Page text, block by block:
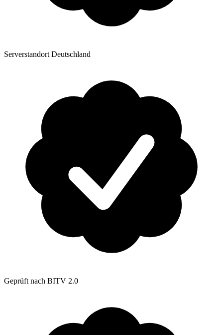
Serverstandort Deutschland
Geprüft nach BITV 2.0